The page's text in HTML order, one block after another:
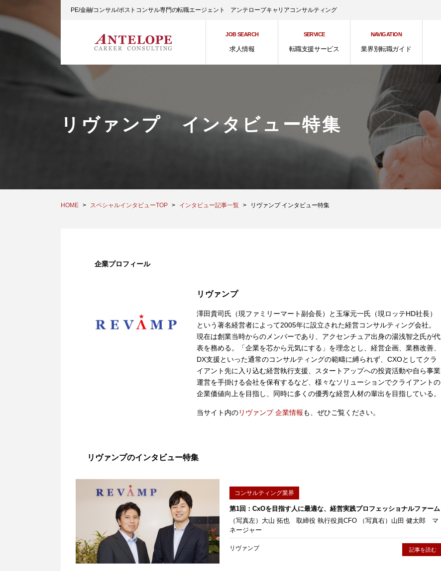
PE/金融/コンサル/ポストコンサル専門の転職エージェント アンテロープキャリアコンサルティング
JOB SEARCH
求人情報
SERVICE
転職支援サービス
NAVIGATION
業界別転職ガイド
リヴァンプ インタビュー特集
HOME スペシャルインタビューTOP インタビュー記事一覧 リヴァンプ インタビュー特集
企業プロフィール
リヴァンプ
澤田貴司氏（現ファミリーマート副会長）と玉塚元一氏（現ロッテHD社長）
という著名経営者によって2005年に設立された経営コンサルティング会社。
現在は創業当時からのメンバーであり、アクセンチュア出身の湯浅智之氏が代
表を務める。「企業を芯から元気にする」を理念とし、経営企画、業務改善、
DX支援といった通常のコンサルティングの範疇に縛られず、CXOとしてクラ
イアント先に入り込む経営執行支援、スタートアップへの投資活動や自ら事業
運営を手掛ける会社を保有するなど、様々なソリューションでクライアントの
企業価値向上を目指し、同時に多くの優秀な経営人材の輩出を目指している。
当サイト内のリヴァンプ 企業情報も、ぜひご覧ください。
リヴァンプのインタビュー特集
コンサルティング業界
第1回：CxOを目指す人に最適な、経営実践プロフェッショナルファーム
（写真左）大山 拓也 取締役 執行役員CFO （写真右）山田 健太郎 マ
ネージャー
リヴァンプ 記事を読む